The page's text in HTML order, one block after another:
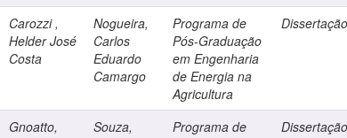
Carozzi ,
Helder José
Costa
Nogueira,
Carlos
Eduardo
Camargo
Programa de
Pós-Graduação
em Engenharia
de Energia na
Agricultura
Dissertação
Gnoatto,
Souza,
Programa de
Dissertação